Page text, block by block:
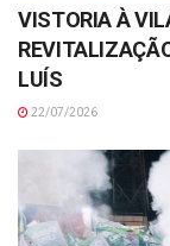
VISTORIA À
LUÍS
22/07/2026